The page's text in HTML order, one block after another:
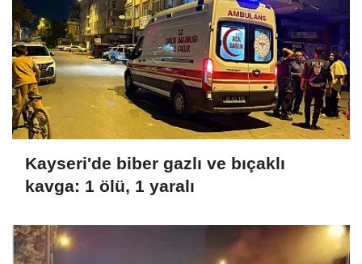
Kayseri'de biber gazlı ve bıçaklı
kavga: 1 ölü, 1 yaralı